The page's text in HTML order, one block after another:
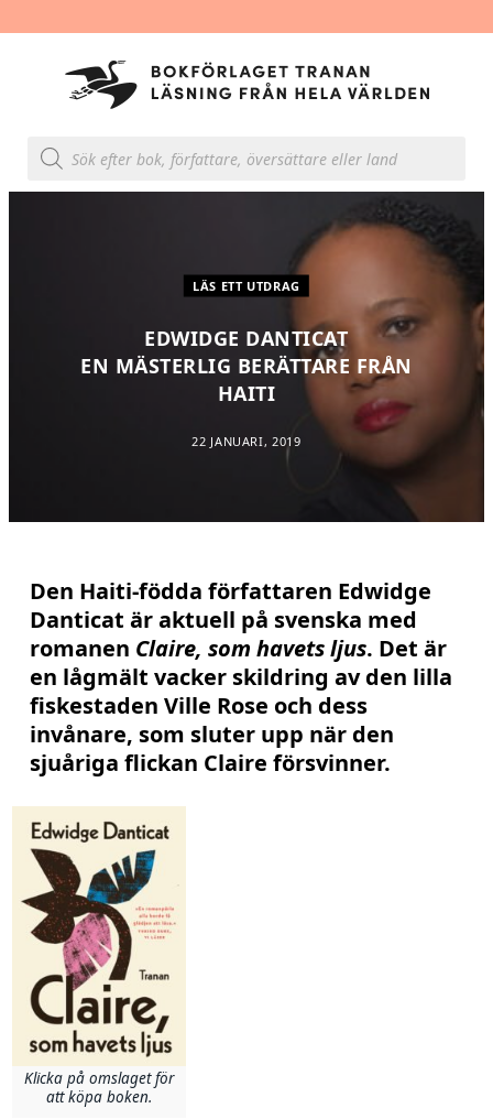
d
LÄS ETT UTDRAG
EDWIDGE DANTICAT
EN MÄSTERLIG BERÄTTARE FRÅN
HAITI
22 JANUARI, 2019
Den Haiti-födda författaren Edwidge
Danticat är aktuell på svenska med
romanen Claire, som havets ljus. Det är
en lågmält vacker skildring av den lilla
fiskestaden Ville Rose och dess
invånare, som sluter upp när den
sjuåriga flickan Claire försvinner.
Klicka på omslaget för
att köpa boken.